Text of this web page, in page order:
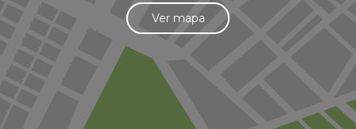
Ver mapa